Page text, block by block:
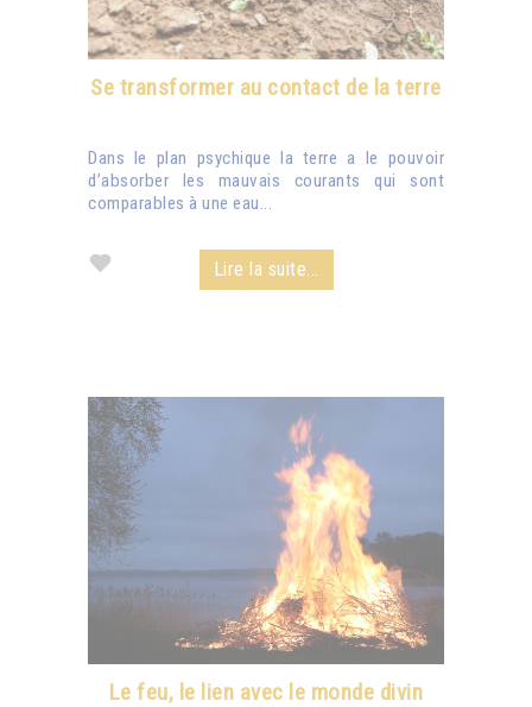
Se transformer au contact de la terre
Dans le plan psychique la terre a le pouvoir
d’absorber les mauvais courants qui sont
comparables à une eau...
Lire la suite...
Le feu, le lien avec le monde divin